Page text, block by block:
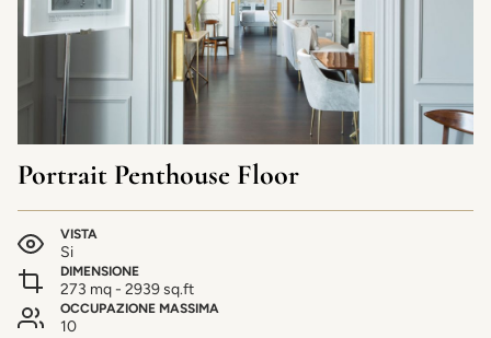
Portrait Penthouse Floor
VISTA
Si
DIMENSIONE
273 mq - 2939 sq.ft
OCCUPAZIONE MASSIMA
10